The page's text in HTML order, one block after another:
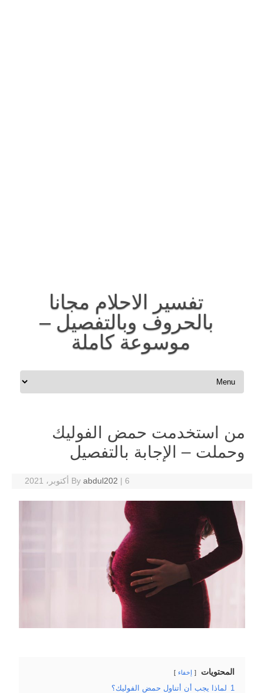
تفسير الاحلام مجانا
بالحروف وبالتفصيل –
موسوعة كاملة
Skip to content
من استخدمت حمض الفوليك
وحملت – الإجابة بالتفصيل
Byabdul202 | 6 أكتوبر، 2021
المحتويات إخفاء
1 لماذا يجب أن أتناول حمض الفوليك؟